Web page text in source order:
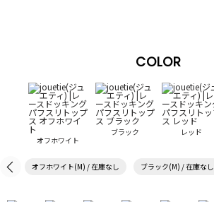
COLOR
オフホワイト
ブラック レッド
オフホワイト(M) / 在庫なし ブラック(M) / 在庫なし